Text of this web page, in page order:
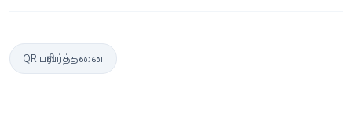
QR பரிவர்த்தனை